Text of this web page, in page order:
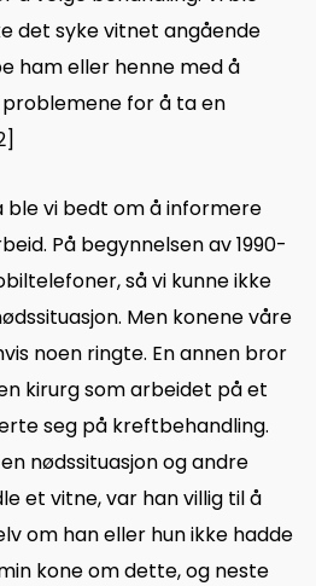
det syke vitnet angående
ham eller henne med å
for å ta en
ble vi bedt om å informere
På begynnelsen av 1990-
så vi kunne ikke
Men konene våre
noen ringte. En annen bror
kirurg som arbeidet på et
seg på kreftbehandling.
nødssituasjon og andre
et vitne, var han villig til å
om han eller hun ikke hadde
kone om dette, og neste